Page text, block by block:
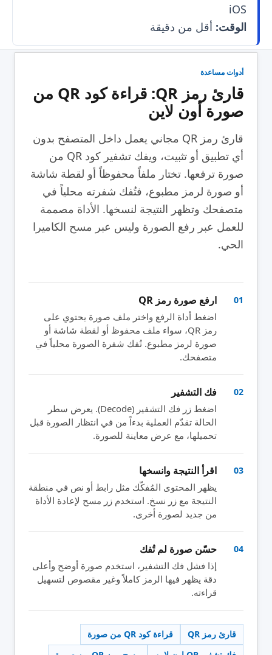
iOS
الوقت: أقل من دقيقة
أدوات مساعدة
قارئ رمز QR: قراءة كود QR من
صورة أون لاين
قارئ رمز QR مجاني يعمل داخل المتصفح بدون
أي تطبيق أو تثبيت، ويفك تشفير كود QR من
صورة ترفعها. تختار ملفاً محفوظاً أو لقطة شاشة
أو صورة لرمز مطبوع، فتُفك شفرته محلياً في
متصفحك وتظهر النتيجة لنسخها. الأداة مصممة
للعمل عبر رفع الصورة وليس عبر مسح الكاميرا
الحي.
01 ارفع صورة رمز QR
اضغط أداة الرفع واختر ملف صورة يحتوي على
رمز QR، سواء ملف محفوظ أو لقطة شاشة أو
صورة لرمز مطبوع. تُفك شفرة الصورة محلياً في
متصفحك.
02 فك التشفير
اضغط زر فك التشفير (Decode). يعرض سطر
الحالة تقدّم العملية بدءاً من في انتظار الصورة قبل
تحميلها، مع عرض معاينة للصورة.
03 اقرأ النتيجة وانسخها
يظهر المحتوى المُفكّك مثل رابط أو نص في منطقة
النتيجة مع زر نسخ. استخدم زر مسح لإعادة الأداة
من جديد لصورة أخرى.
04 حسّن صورة لم تُفك
إذا فشل فك التشفير، استخدم صورة أوضح وأعلى
دقة يظهر فيها الرمز كاملاً وغير مقصوص لتسهيل
قراءته.
قارئ رمز QR
قراءة كود QR من صورة